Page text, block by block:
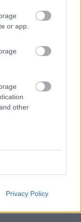
or app.
other
Privacy Policy
dello Stato non sono
anomali, mentre
App, le paga, le
la maggioranza dei
il Natale le fa